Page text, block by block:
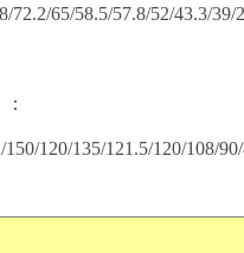
72.2/65/58.5/57.8/52/43.3/
：
120/135/121.5/120/108/